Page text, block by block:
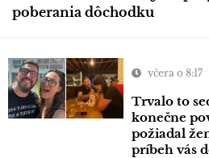
poberania dôchodku
včera o 8:17
Trvalo to
konečne
požiadal
príbeh vás